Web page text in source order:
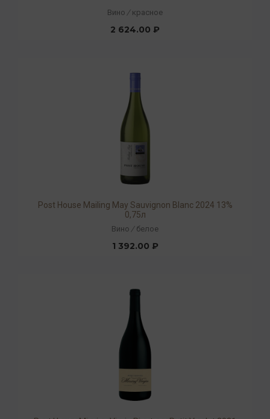
Вино / красное
2 624.00 ₽
Post House Mailing May Sauvignon Blanc 2024 13%
0,75л
Вино / белое
1 392.00 ₽